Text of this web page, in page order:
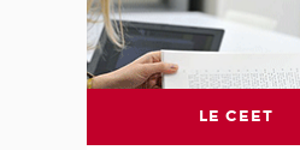
LE CEET